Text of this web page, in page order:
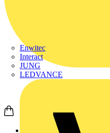
Enwitec
Interact
JUNG
LEDVANCE